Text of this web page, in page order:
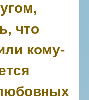
что
кому-